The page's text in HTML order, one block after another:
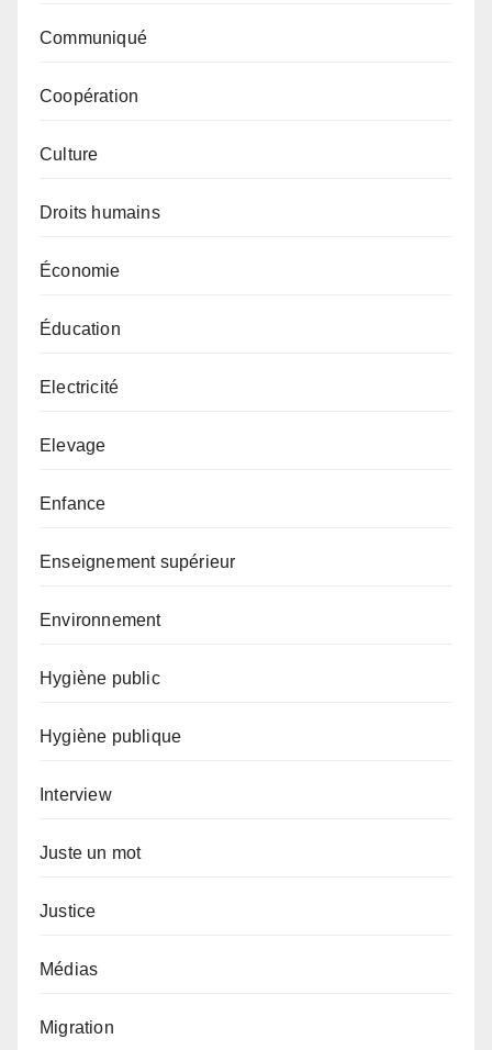
Communiqué
Coopération
Culture
Droits humains
Économie
Éducation
Electricité
Elevage
Enfance
Enseignement supérieur
Environnement
Hygiène public
Hygiène publique
Interview
Juste un mot
Justice
Médias
Migration